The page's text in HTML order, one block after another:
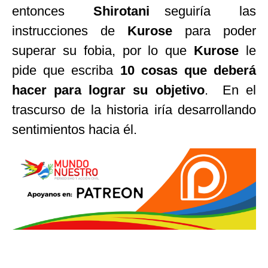
entoncesShirotani seguiría las
instrucciones de Kurose para poder
superar su fobia, por lo que Kurose le
pide que escriba 10 cosas que deberá
hacer para lograr su objetivo. En el
trascurso de la historia iría desarrollando
sentimientos hacia él.